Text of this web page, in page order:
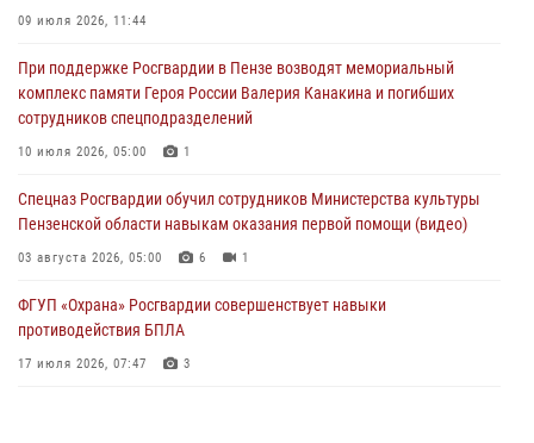
В Управлении Росгвардии по Пензенской области подвели итоги
04 августа 2026, 06:08
Росгвардия обеспечила безопасность праздничных мероприятий в
День ВДВ в Пензе
09 июля 2026, 11:44
При поддержке Росгвардии в Пензе возводят мемориальный
комплекс памяти Героя России Валерия Канакина и погибших
сотрудников спецподразделений
10 июля 2026, 05:00 1
Спецназ Росгвардии обучил сотрудников Министерства культуры
Пензенской области навыкам оказания первой помощи (видео)
03 августа 2026, 05:00 6 1
ФГУП «Охрана» Росгвардии совершенствует навыки
противодействия БПЛА
17 июля 2026, 07:47 3